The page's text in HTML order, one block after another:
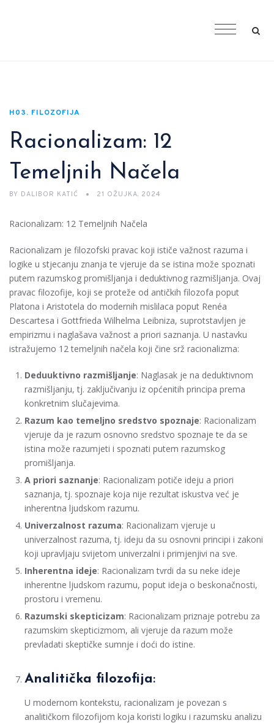
H03. FILOZOFIJA
Racionalizam: 12
Temeljnih Načela
BY DALIBOR KATIĆ 21 OŽUJKA, 2024
Racionalizam: 12 Temeljnih Načela
Racionalizam je filozofski pravac koji ističe važnost razuma i
logike u stjecanju znanja te vjeruje da se istina može spoznati
putem razumskog promišljanja i deduktivnog razmišljanja. Ovaj
pravac filozofije, koji se proteže od antičkih filozofa poput
Platona i Aristotela do modernih mislilaca poput Renéa
Descartesa i Gottfrieda Wilhelma Leibniza, suprotstavljen je
empirizmu i naglašava važnost a priori saznanja. U nastavku
istražujemo 12 temeljnih načela koji čine srž racionalizma:
Deduuktivno razmišljanje: Naglasak je na deduktivnom
razmišljanju, tj. zaključivanju iz općenitih principa prema
konkretnim slučajevima.
Razum kao temeljno sredstvo spoznaje: Racionalizam
vjeruje da je razum osnovno sredstvo spoznaje te da se
istina može razumjeti i spoznati putem razumskog
promišljanja.
A priori saznanje: Racionalizam potiče ideju a priori
saznanja, tj. spoznaje koja nije rezultat iskustva već je
inherentna ljudskom razumu.
Univerzalnost razuma: Racionalizam vjeruje u
univerzalnost razuma, tj. ideju da su osnovni principi i zakoni
koji upravljaju svijetom univerzalni i primjenjivi na sve.
Inherentna ideje: Racionalizam tvrdi da su neke ideje
inherentne ljudskom razumu, poput ideja o beskonačnosti,
prostoru i vremenu.
Razumski skepticizam: Racionalizam priznaje potrebu za
razumskim skepticizmom, ali vjeruje da razum može
prevladati skeptičke sumnje i doći do istine.
Analitička filozofija:
U modernom kontekstu, racionalizam je povezan s
analitičkom filozofijom koja koristi logiku i razumsku analizu